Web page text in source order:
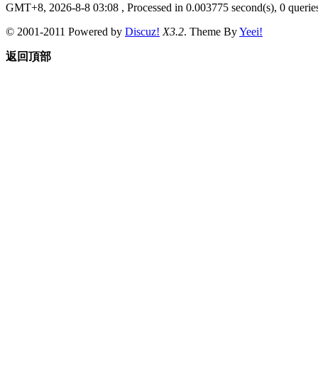
GMT+8, 2026-8-8 03:08 , Processed in 0.003775 second(s), 0
© 2001-2011 Powered by Discuz! X3.2. Theme ByYeei!
返回頂部